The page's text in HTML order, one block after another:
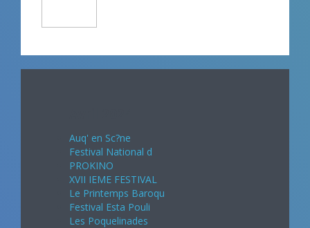
Auq' en Sc?ne
Festival National d
PROKINO
XVII IEME FESTIVAL
Le Printemps Baroqu
Festival Esta Pouli
Les Poquelinades